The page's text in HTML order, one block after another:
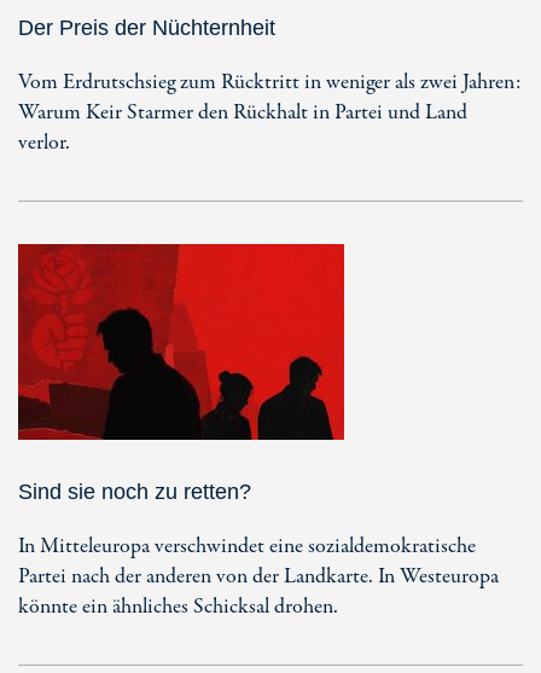
Der Preis der Nüchternheit
Vom Erdrutschsieg zum Rücktritt in weniger als zwei Jahren:
Warum Keir Starmer den Rückhalt in Partei und Land
verlor.
Sind sie noch zu retten?
In Mitteleuropa verschwindet eine sozialdemokratische
Partei nach der anderen von der Landkarte. In Westeuropa
könnte ein ähnliches Schicksal drohen.